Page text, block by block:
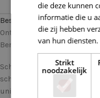
Beschrijving
Ontdek de tijdloze charme
Beryl – Voor Unieke en
Scheepjes Stone Washed
schoonheid en
unieke garen biedt
die deze kunnen
informatie die u
die zij hebben
van hun diensten.
Strikt
noodzakelijk